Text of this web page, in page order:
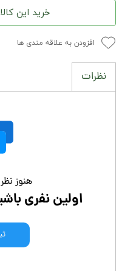
خرید این کالا
افزودن به علاقه مندی ها
نظرات
هنوز
اولین نفری